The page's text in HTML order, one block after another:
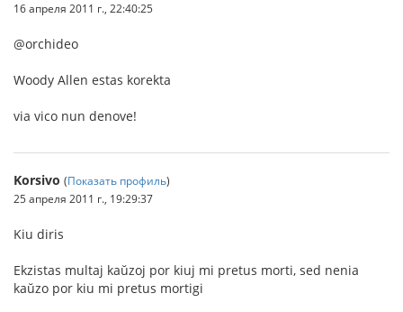
16 апреля 2011 г., 22:40:25
@orchideo
Woody Allen estas korekta
via vico nun denove!
Korsivo (Показать профиль)
25 апреля 2011 г., 19:29:37
Kiu diris
Ekzistas multaj kaŭzoj por kiuj mi pretus morti, sed nenia
kaŭzo por kiu mi pretus mortigi